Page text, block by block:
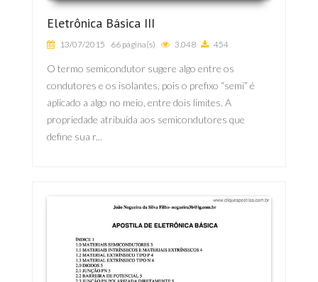
Eletrônica Básica III
13/07/2015 66 página(s) 3.048 454
O termo semicondutor sugere algo entre os
condutores e os isolantes, pois o prefixo “semi” é
aplicado a algo no meio, entre dois limites. A
propriedade atribuída aos semicondutores que
define sua r...